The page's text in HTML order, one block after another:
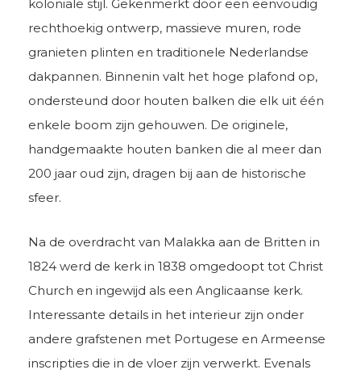
koloniale stijl. Gekenmerkt door een eenvoudig
rechthoekig ontwerp, massieve muren, rode
granieten plinten en traditionele Nederlandse
dakpannen. Binnenin valt het hoge plafond op,
ondersteund door houten balken die elk uit één
enkele boom zijn gehouwen. De originele,
handgemaakte houten banken die al meer dan
200 jaar oud zijn, dragen bij aan de historische
sfeer.
Na de overdracht van Malakka aan de Britten in
1824 werd de kerk in 1838 omgedoopt tot Christ
Church en ingewijd als een Anglicaanse kerk.
Interessante details in het interieur zijn onder
andere grafstenen met Portugese en Armeense
inscripties die in de vloer zijn verwerkt. Evenals